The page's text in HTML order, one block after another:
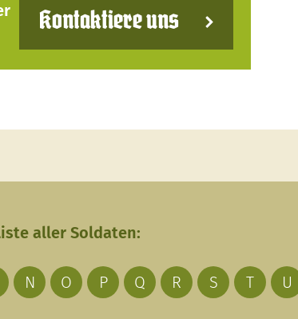
Kontaktiere uns
aller Soldaten:
N O P Q R S T U